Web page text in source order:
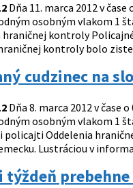
Dňa 11. marca 2012 v
osobným vlakom 1
hraničnej kontroly
kontroly bolo
cudzinec na
Dňa 8. marca 2012 v čase
osobným vlakom 1
policajti Oddelenia
Lustráciou v
týždeň